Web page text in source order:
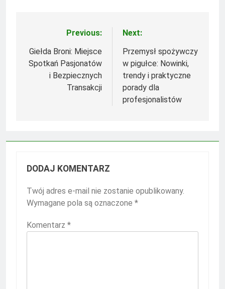
Nawigacja
wpisu
Previous:
Giełda Broni: Miejsce
Spotkań Pasjonatów
i Bezpiecznych
Transakcji
Next:
Przemysł spożywczy
w pigułce: Nowinki,
trendy i praktyczne
porady dla
profesjonalistów
DODAJ KOMENTARZ
Twój adres e-mail nie zostanie opublikowany.
Wymagane pola są oznaczone *
Komentarz *